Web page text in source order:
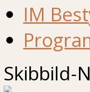
IM
Skibbild-